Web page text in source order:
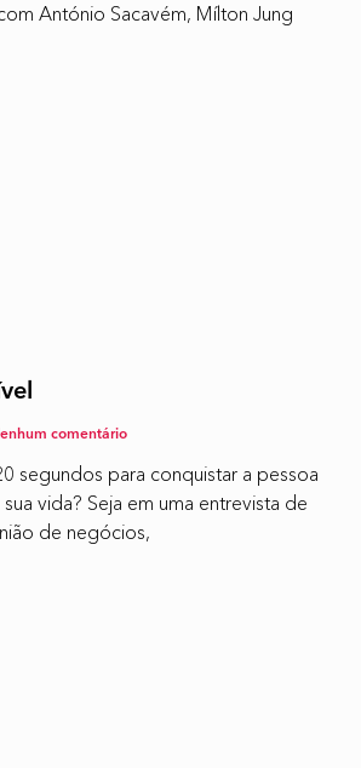
António Sacavém, Mílton Jung
comentário
segundos para conquistar a pessoa
vida? Seja em uma entrevista de
de negócios,